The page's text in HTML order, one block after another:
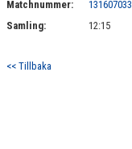
Matchnummer:
131607033
Samling:
12:15
<< Tillbaka